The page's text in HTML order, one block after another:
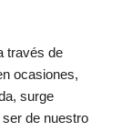
través de
ocasiones,
surge
de nuestro